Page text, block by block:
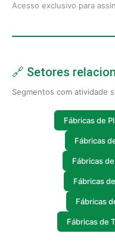
Acesso exclusivo para
🔗 Setores
Segmentos com atividade
Fábricas de
Fábricas
Fábricas
Fábricas
Fábricas
Fábricas de